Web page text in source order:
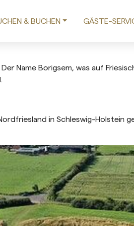
& BUCHEN GÄSTE-
Name Borigsem, was auf
in Schleswig-Holstein